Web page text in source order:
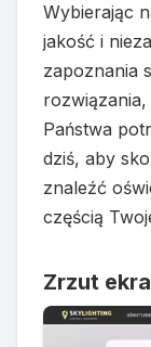
Wybierając
jakość i
zapoznania
Państwa
dziś, aby
znaleźć
częścią
Zrzut